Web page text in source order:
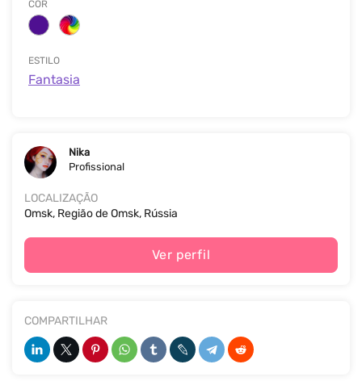
COR
ESTILO
Fantasia
Nika
Profissional
LOCALIZAÇÃO
Omsk, Região de Omsk, Rússia
Ver perfil
COMPARTILHAR